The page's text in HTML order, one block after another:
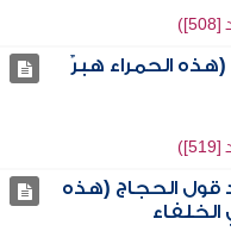
الحمراء هبرٌ
قول الحجاج (هذه